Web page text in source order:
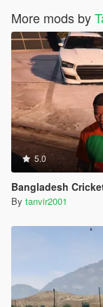
More mods by
5.0
Bangladesh
By tanvir2001